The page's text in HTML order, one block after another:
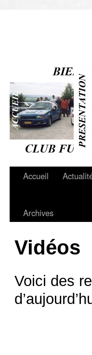
Accueil
Archives
Vidéos
Voici des